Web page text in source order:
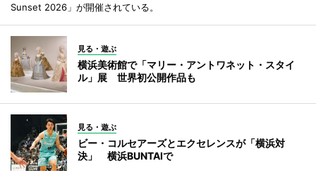
Sunset 2026」が開催されている。
見る・遊ぶ
横浜美術館で「マリー・アントワネット・スタイ
ル」展 世界初公開作品も
見る・遊ぶ
ビー・コルセアーズとエクセレンスが「横浜対
決」 横浜BUNTAIで